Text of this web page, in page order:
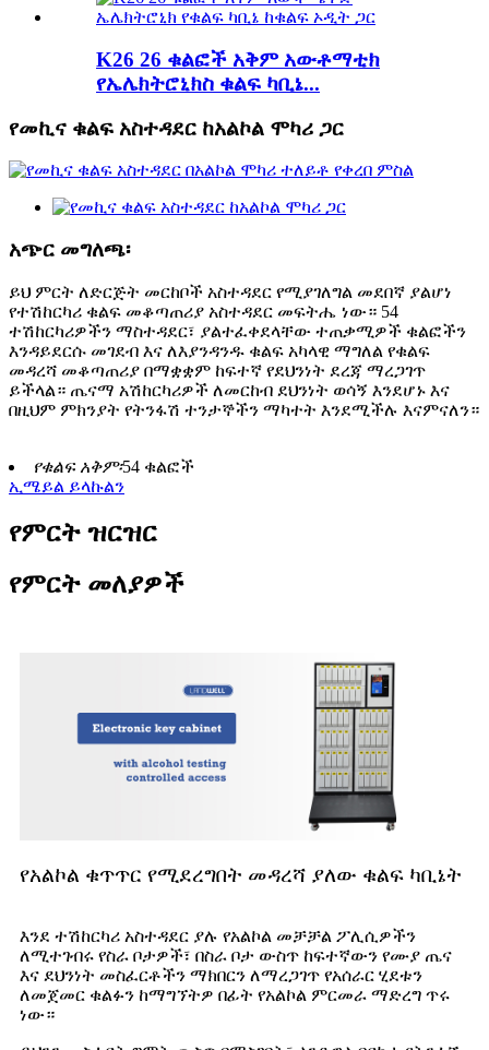
K26 26 ቁልፎች አቅም አውቶማቲክ
የኤሌክትሮኒክስ ቁልፍ ካቢኔ...
የመኪና ቁልፍ አስተዳደር ከአልኮል ሞካሪ ጋር
አጭር መግለጫ፡
ይህ ምርት ለድርጅት መርከቦች አስተዳደር የሚያገለግል መደበኛ ያልሆነ
የተሽከርካሪ ቁልፍ መቆጣጠሪያ አስተዳደር መፍትሔ ነው። 54
ተሽከርካሪዎችን ማስተዳደር፣ ያልተፈቀደላቸው ተጠቃሚዎች ቁልፎችን
እንዳይደርሱ መገደብ እና ለእያንዳንዱ ቁልፍ አካላዊ ማግለል የቁልፍ
መዳረሻ መቆጣጠሪያ በማቋቋም ከፍተኛ የደህንነት ደረጃ ማረጋገጥ
ይችላል። ጤናማ አሽከርካሪዎች ለመርከብ ደህንነት ወሳኝ እንደሆኑ እና
በዚህም ምክንያት የትንፋሽ ተንታኞችን ማካተት እንደሚችሉ እናምናለን።
የቁልፍ አቅም፡54 ቁልፎች
ኢሜይል ይላኩልን
የምርት ዝርዝር
የምርት መለያዎች
የአልኮል ቁጥጥር የሚደረግበት መዳረሻ ያለው ቁልፍ ካቢኔት
እንደ ተሽከርካሪ አስተዳደር ያሉ የአልኮል መቻቻል ፖሊሲዎችን
ለሚተገብሩ የስራ ቦታዎች፣ በስራ ቦታ ውስጥ ከፍተኛውን የሙያ ጤና
እና ደህንነት መስፈርቶችን ማክበርን ለማረጋገጥ የአሰራር ሂደቱን
ለመጀመር ቁልፉን ከማግኘትዎ በፊት የአልኮል ምርመራ ማድረግ ጥሩ
ነው።